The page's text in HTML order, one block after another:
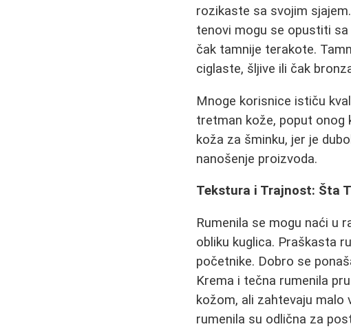
rozikaste sa svojim
tenovi mogu se opustiti
čak tamnije terakote.
ciglaste, šljive ili čak
Mnoge korisnice ističu
tretman kože, poput onog
koža za šminku, jer je
nanošenje proizvoda.
Tekstura i Trajnost: Šta
Rumenila se mogu naći u
obliku kuglica. Praškasta
početnike. Dobro se
Krema i tečna rumenila
kožom, ali zahtevaju malo
rumenila su odlična za